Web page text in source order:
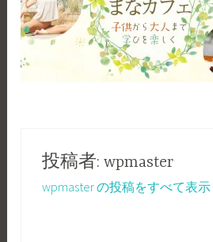
投稿者: wpmaster
wpmaster の投稿をすべて表示